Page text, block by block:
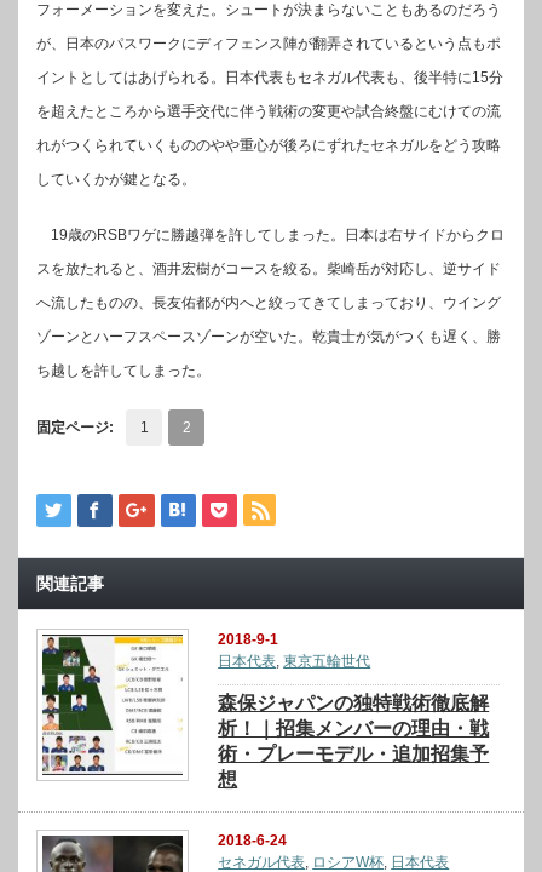
フォーメーションを変えた。シュートが決まらないこともあるのだろう
が、日本のパスワークにディフェンス陣が翻弄されているという点もポ
イントとしてはあげられる。日本代表もセネガル代表も、後半特に15分
を超えたところから選手交代に伴う戦術の変更や試合終盤にむけての流
れがつくられていくもののやや重心が後ろにずれたセネガルをどう攻略
していくかが鍵となる。
19歳のRSBワゲに勝越弾を許してしまった。日本は右サイドからクロ
スを放たれると、酒井宏樹がコースを絞る。柴崎岳が対応し、逆サイド
へ流したものの、長友佑都が内へと絞ってきてしまっており、ウイング
ゾーンとハーフスペースゾーンが空いた。乾貴士が気がつくも遅く、勝
ち越しを許してしまった。
固定ページ: 1 2
関連記事
2018-9-1
日本代表,東京五輪世代
森保ジャパンの独特戦術徹底解
析！｜招集メンバーの理由・戦
術・プレーモデル・追加招集予
想
2018-6-24
セネガル代表, ロシアW杯, 日本代表